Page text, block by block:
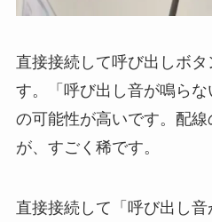
直接接続して呼び出しボ
す。「呼び出し音が鳴ら
の可能性が高いです。配
が、すごく稀です。
直接接続して「呼び出し